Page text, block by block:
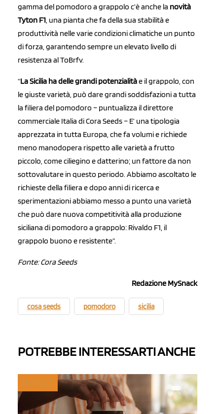
gamma del pomodoro a grappolo c’è anche la novità
Tyton F1, una pianta che fa della sua stabilità e
produttività nelle varie condizioni climatiche un punto
di forza, garantendo sempre un elevato livello di
resistenza al ToBrfv.
“La Sicilia ha delle grandi potenzialitàe il grappolo, con
le giuste varietà, può dare grandi soddisfazioni a tutta
la filiera del pomodoro – puntualizza il direttore
commerciale Italia di Cora Seeds – E’ una tipologia
apprezzata in tutta Europa, che fa volumi e richiede
meno manodopera rispetto alle varietà a frutto
piccolo, come ciliegino e datterino; un fattore da non
sottovalutare in questo periodo. Abbiamo ascoltato le
richieste della filiera e dopo anni di ricerca e
sperimentazioni abbiamo messo a punto una varietà
che può dare nuova competitività alla produzione
siciliana di pomodoro a grappolo: Rivaldo F1, il
grappolo buono e resistente”.
Fonte: Cora Seeds
Redazione MySnack
cosa seeds pomodoro sicilia
POTREBBE INTERESSARTI ANCHE